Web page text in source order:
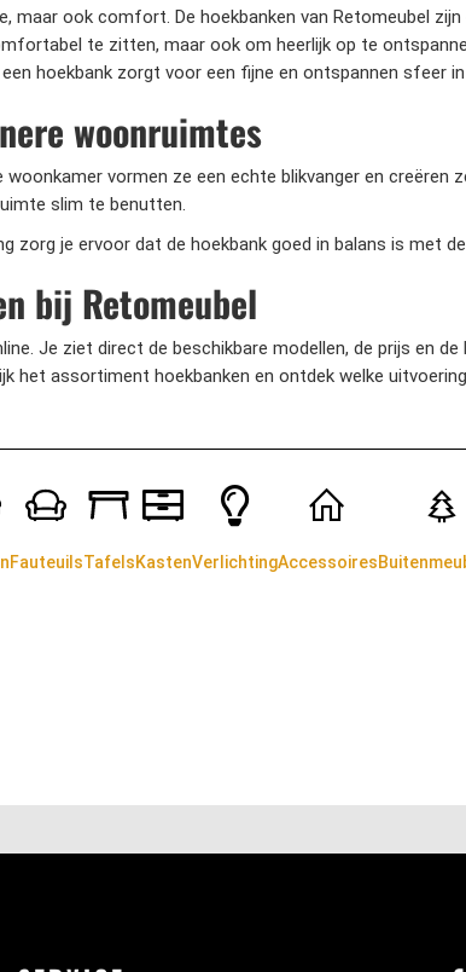
maar ook comfort. De hoekbanken van Retomeubel
te zitten, maar ook om heerlijk op te
hoekbank zorgt voor een fijne en ontspannen sfeer in
woonruimtes
vormen ze een echte blikvanger en creëren
slim te benutten.
zorg je ervoor dat de hoekbank goed in balans is met
bij Retomeubel
Je ziet direct de beschikbare modellen, de prijs en
het assortiment hoekbanken en ontdek welke
FauteuilsTafelsKastenVerlichtingAccessoires